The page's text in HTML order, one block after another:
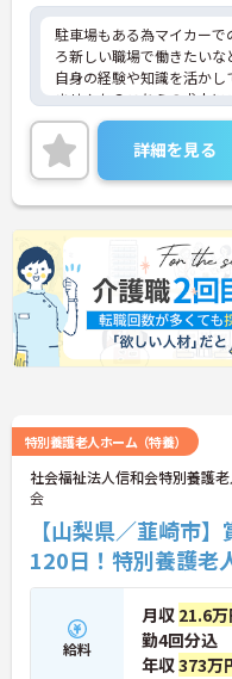
駐車場もある為マイカー
ろ新しい職場で働きたい
自身の経験や知識を活か
ませんか？こちらの求人
面接のポイントもお伝え
ちしております。詳細を見る
特別養護老人ホーム（特養）
社会福祉法人信和会特別養護
会
【山梨県／韮崎市
120日！特別養護老
給料
月収 21.6
勤4回分込
年収373万